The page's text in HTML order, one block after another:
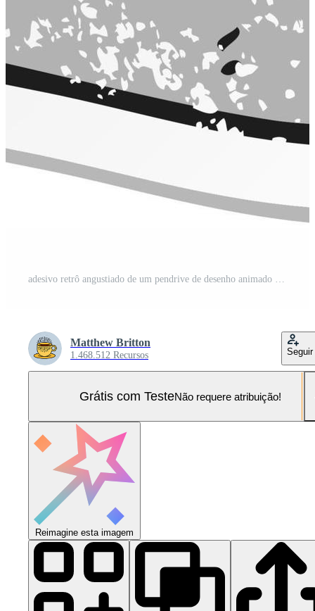
adesivo retrô angustiado de um pendrive de desenho animado Vetor Pro e SVG Pro
Matthew Britton
1.468.512 Recursos Seguir
Grátis com TesteNão requere atribuição!
Reimagine esta imagem